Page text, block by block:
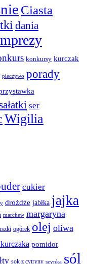
Ciasta
dania
konkursy kurczak
pieczywo porady
ser
Wigilia
cukier
drożdże jabłka jajka
marchew margaryna
ogórek olej oliwa
pomidor
sok z cytryny szynka sól